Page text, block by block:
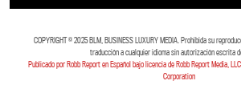
COPYRIGHT ©️ 2025 BLM, BUSINESS LUXURY MEDIA. Prohibida su
traducción a cualquier idioma sin autorización escrita
Publicado por Robb Report en Español bajo licencia de Robb Report Media,
Corporation